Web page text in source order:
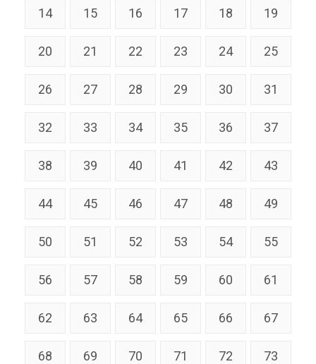
14 15 16 17 18 19
20 21 22 23 24 25
26 27 28 29 30 31
32 33 34 35 36 37
38 39 40 41 42 43
44 45 46 47 48 49
50 51 52 53 54 55
56 57 58 59 60 61
62 63 64 65 66 67
68 69 70 71 72 73